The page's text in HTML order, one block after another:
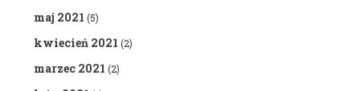
maj 2021 (5)
kwiecień 2021 (2)
marzec 2021 (2)